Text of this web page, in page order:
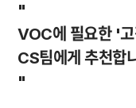
"
VOC에 필요한 '
CS팀에게 추천합
"